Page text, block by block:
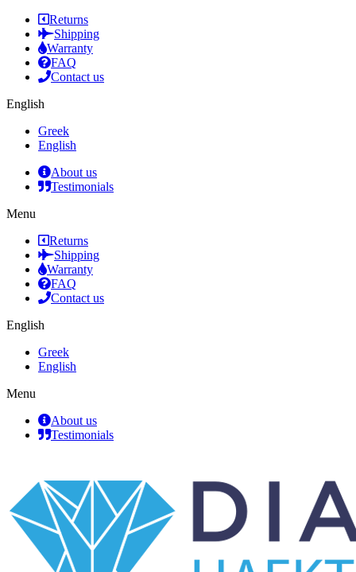
Returns
Shipping
Warranty
FAQ
Contact us
English
Greek
English
About us
Testimonials
Menu
Returns
Shipping
Warranty
FAQ
Contact us
English
Greek
English
Menu
About us
Testimonials